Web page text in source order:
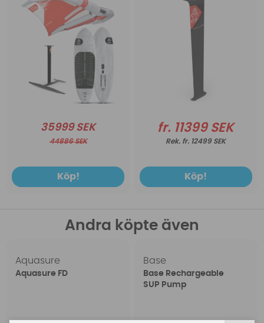
35999 SEK
44886 SEK
Köp!
fr. 11399 SEK
fr. 12499 SEK
Köp!
Andra köpte även
Aquasure
Aquasure FD
Base
Base Rechargeable
SUP Pump